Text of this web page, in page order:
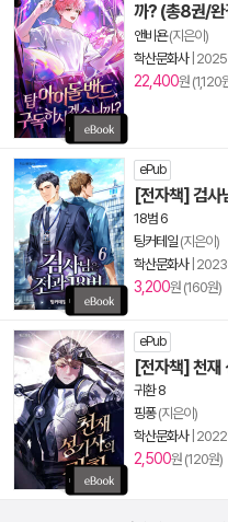
까? (총8권/
앤비욘(지은이)
학산문화사| 2025
22,400원 (1,120
ePub
[전자책] 검사
18범 6
팅커테일 (지은이)
학산문화사| 2023
3,200원 (160원)
ePub
[전자책] 천재
귀환 8
핑퐁(지은이)
학산문화사| 2022
2,500원 (120원)